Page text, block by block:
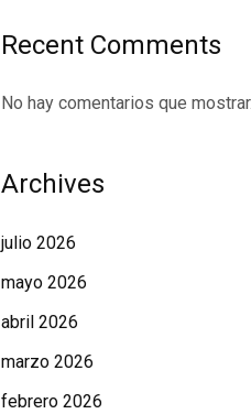
Recent Comments
No hay comentarios que mostrar.
Archives
julio 2026
mayo 2026
abril 2026
marzo 2026
febrero 2026